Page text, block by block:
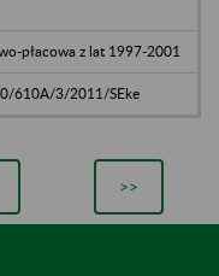
płacowa z lat 1997-2001
610A/3/2011/SEke
>>